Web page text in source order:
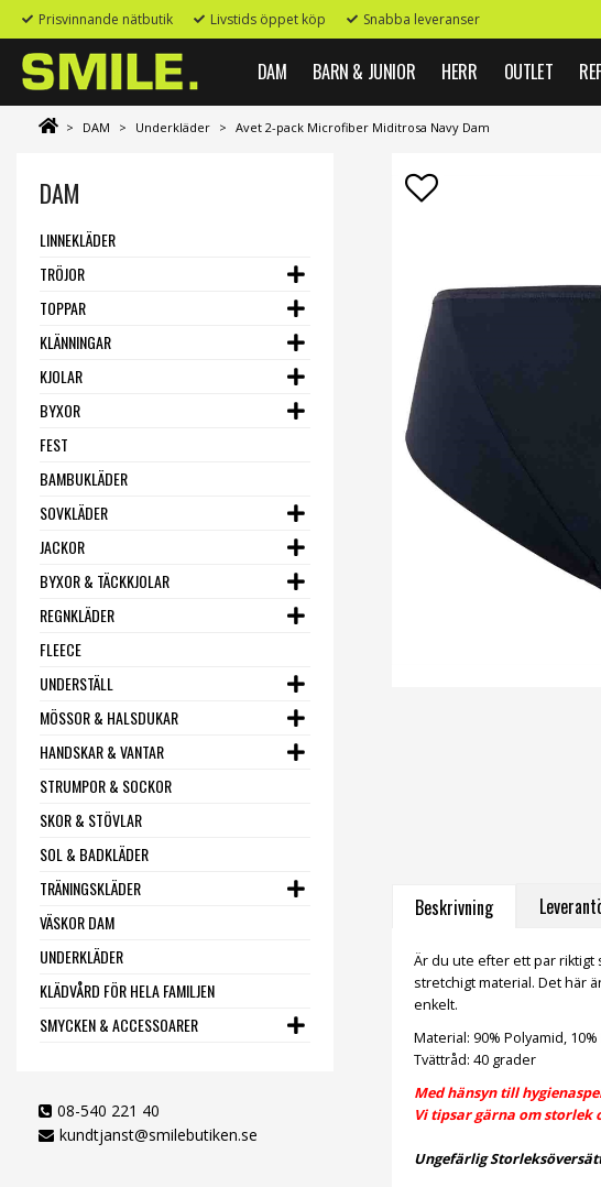
Prisvinnande nätbutik Livstids öppet köp Snabba leveranser
DAM BARN & JUNIOR HERR OUTLET
> DAM > Underkläder > Avet 2-pack Microfiber Miditrosa Navy Dam
DAM
LINNEKLÄDER
TRÖJOR
TOPPAR
KLÄNNINGAR
KJOLAR
BYXOR
FEST
BAMBUKLÄDER
SOVKLÄDER
JACKOR
BYXOR & TÄCKKJOLAR
REGNKLÄDER
FLEECE
UNDERSTÄLL
MÖSSOR & HALSDUKAR
HANDSKAR & VANTAR
STRUMPOR & SOCKOR
SKOR & STÖVLAR
SOL & BADKLÄDER
TRÄNINGSKLÄDER
VÄSKOR DAM
UNDERKLÄDER
KLÄDVÅRD FÖR HELA FAMILJEN
SMYCKEN & ACCESSOARER
08-540 221 40
kundtjanst@smilebutiken.se
Beskrivning
Är du ute efter ett par riktigt
stretchigt material. Det här
enkelt.
Material: 90% Polyamid, 10%
Tvättråd: 40 grader
Med hänsyn till
Vi tipsar gärna om storlek
Ungefärlig